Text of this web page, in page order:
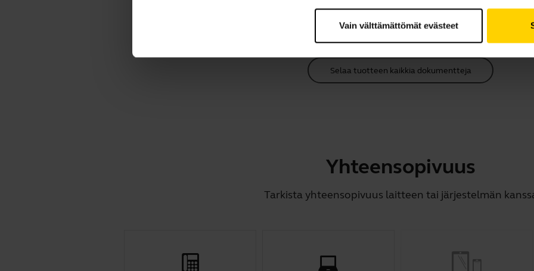
Vain välttämättömät evästeet
Lataa
2.91 MB - pdf
Selaa tuotteen kaikkia dokumentteja
Yhteensopivuus
Tarkista yhteensopivuus laitteen tai järjestelmän